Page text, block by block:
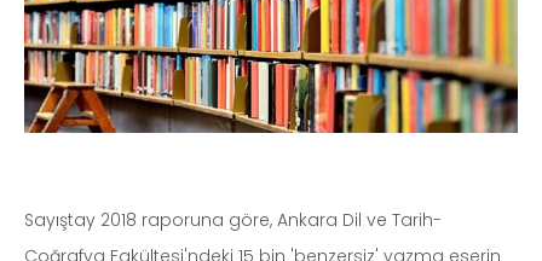
Sayıştay 2018 raporuna göre, Ankara Dil ve Tarih-
Coğrafya Fakültesi'ndeki 15 bin 'benzersiz' yazma eserin